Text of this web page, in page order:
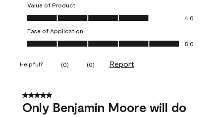
Value of Product
Value of Product, 4.0 out of 5
4.0
Ease of Application
Ease of Application, 5.0 out of 5
5.0
Helpful? (0) (0) Report
5 out of 5 stars.
Only Benjamin Moore will do